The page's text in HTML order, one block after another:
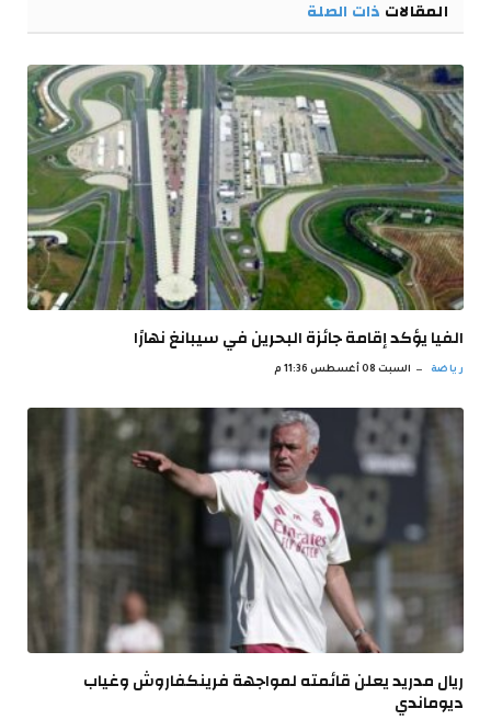
المقالات ذات الصلة
الفيا يؤكد إقامة جائزة البحرين في سيبانغ نهارًا
رياضة السبت 08 أغسطس 11:36 م
ريال مدريد يعلن قائمته لمواجهة فرينكفاروش وغياب
ديوماندي